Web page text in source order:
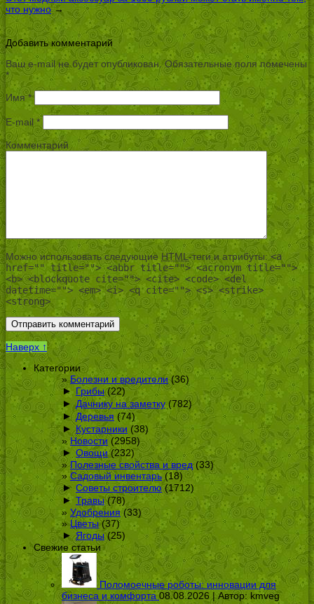
что нужно→
Добавить комментарий
Ваш e-mail не будет опубликован.Обязательные поля помечены
*
Имя*
E-mail *
Комментарий
Можно использовать следующие HTML-теги и атрибуты: <a
href="" title=""> <abbr title=""> <acronym title="">
<b> <blockquote cite=""> <cite> <code> <del
datetime=""> <em> <i> <q cite=""> <s> <strike>
<strong>
Наверх ↑
Категории
Болезни и вредители(36)
► Грибы(22)
► Дачнику на заметку (782)
► Деревья (74)
► Кустарники (38)
Новости(2958)
► Овощи(232)
Полезные свойства и вред(33)
Садовый инвентарь (18)
► Советы строителю(1712)
► Травы(78)
Удобрения(33)
Цветы(37)
► Ягоды(25)
Свежие статьи
Поломоечные роботы: инновации для
бизнеса и комфорта 08.08.2026 | Автор: kmveg